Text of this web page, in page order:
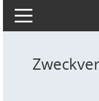
Toggle navigation